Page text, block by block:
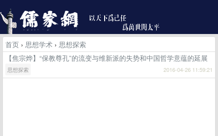
首页 › 思想学术 › 思想探索
【焦宗烨】“保教尊孔”的流变与维新派的失势和中国哲学意蕴的延展
思想探索 2016-04-26 11:59:21